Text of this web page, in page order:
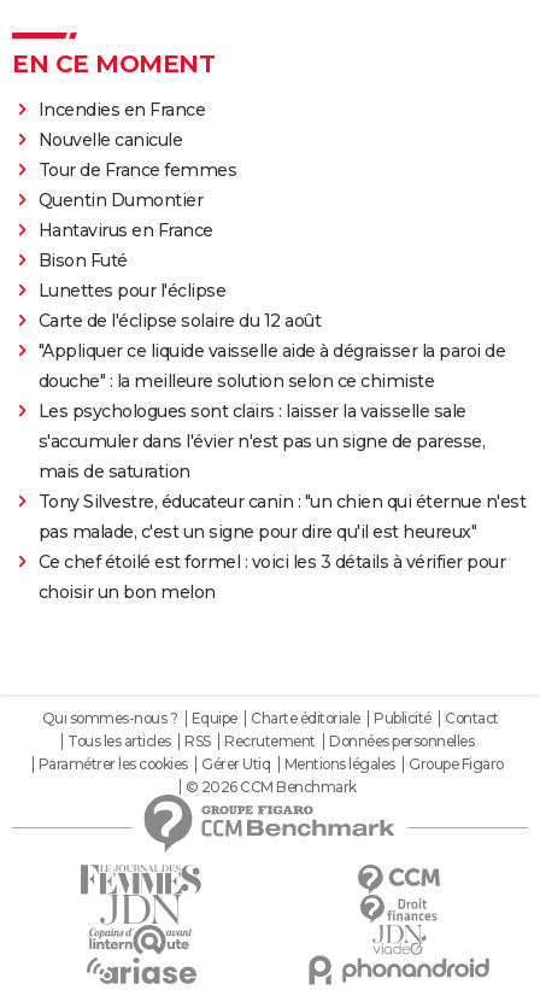
EN CE MOMENT
Incendies en France
Nouvelle canicule
Tour de France femmes
Quentin Dumontier
Hantavirus en France
Bison Futé
Lunettes pour l'éclipse
Carte de l'éclipse solaire du 12 août
"Appliquer ce liquide vaisselle aide à dégraisser la paroi de
douche" : la meilleure solution selon ce chimiste
Les psychologues sont clairs : laisser la vaisselle sale
s'accumuler dans l'évier n'est pas un signe de paresse,
mais de saturation
Tony Silvestre, éducateur canin : "un chien qui éternue n'est
pas malade, c'est un signe pour dire qu'il est heureux"
Ce chef étoilé est formel : voici les 3 détails à vérifier pour
choisir un bon melon
Qui sommes-nous ? Equipe Charte éditoriale Publicité
Contact
Tous les articles
RSS Recrutement
Données personnelles
Paramétrer les cookies
Gérer Utiq Mentions légales
Groupe Figaro
© 2026 CCM Benchmark